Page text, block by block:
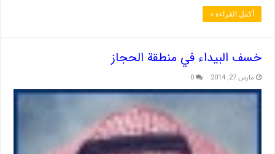
أكمل القراءة »
خسف البيداء في منطقة الحجاز
مارس 27, 2014 0